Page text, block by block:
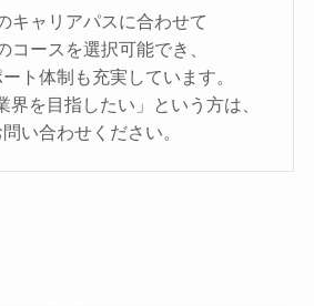
キャリアパスに合わせて
コースを選択可能でき、
ト体制も充実しています。
界を目指したい」という方は、
い合わせください。